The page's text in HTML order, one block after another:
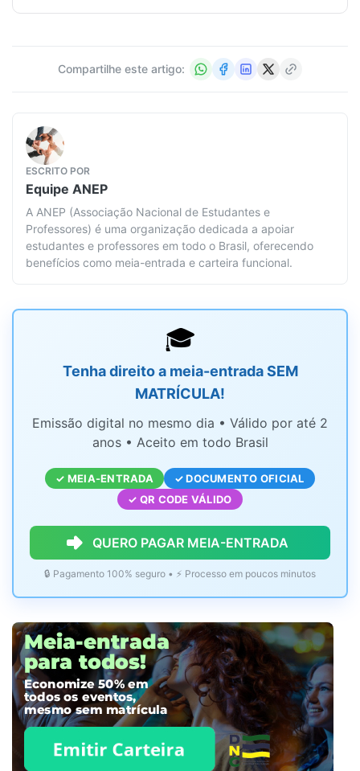
Compartilhe este artigo:
ESCRITO POR
Equipe ANEP
A ANEP (Associação Nacional de Estudantes e
Professores) é uma organização dedicada a apoiar
estudantes e professores em todo o Brasil, oferecendo
benefícios como meia-entrada e carteira funcional.
🎓
Tenha direito a meia-entrada SEM
MATRÍCULA!
Emissão digital no mesmo dia • Válido por até 2
anos • Aceito em todo Brasil
✓ MEIA-ENTRADA
✓ DOCUMENTO OFICIAL
✓ QR CODE VÁLIDO
QUERO PAGAR MEIA-ENTRADA
🔒 Pagamento 100% seguro • ⚡ Processo em poucos minutos